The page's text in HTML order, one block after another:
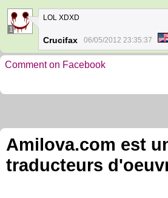
1
LOL XDXD
Crucifax 06/05/2012 23:35:37
Comment on Facebook
Amilova.com est
traducteurs